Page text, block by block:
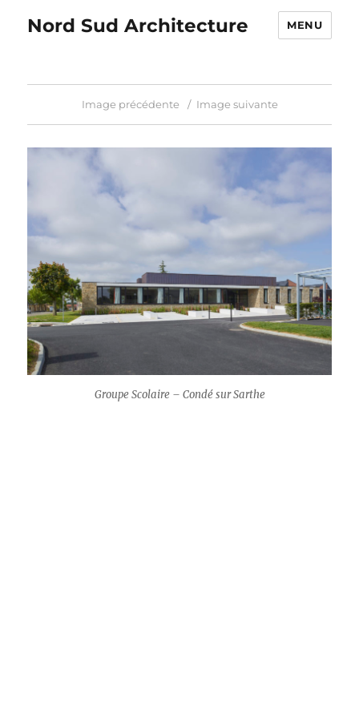
Nord Sud Architecture MENU
Image précédente Image suivante
Groupe Scolaire – Condé sur Sarthe